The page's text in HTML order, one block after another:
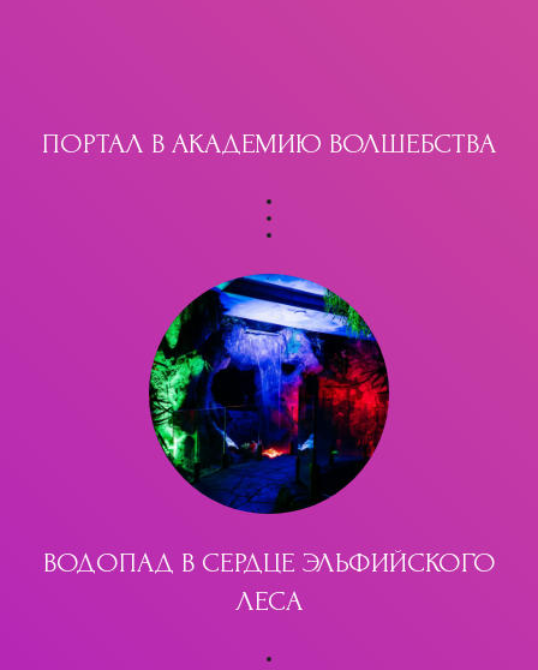
ПОРТАЛ В АКАДЕМИЮ ВОЛШЕБСТВА
ВОДОПАД В СЕРДЦЕ ЭЛЬФИЙСКОГО
ЛЕСА